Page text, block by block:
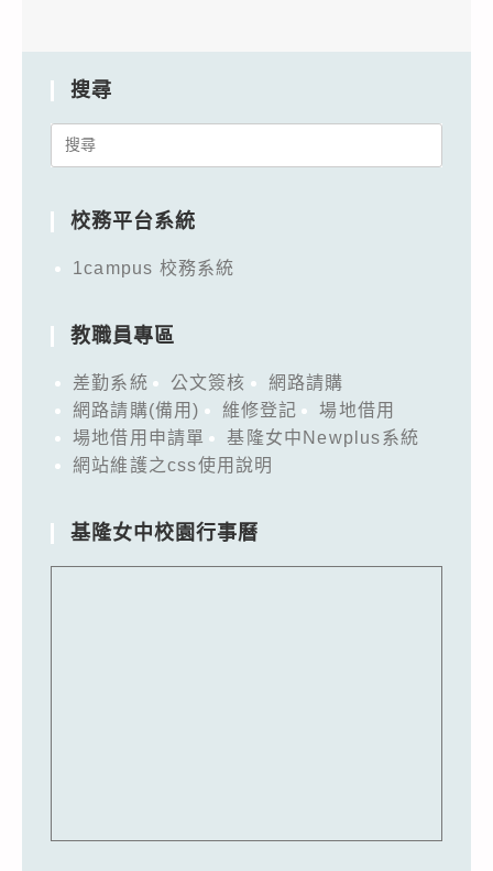
搜尋
Search
校務平台系統
1campus 校務系統
教職員專區
差勤系統 公文簽核
網路請購
網路請購(備用)
維修登記
場地借用
場地借用申請單
基隆女中Newplus系統
網站維護之css使用說明
基隆女中校園行事曆